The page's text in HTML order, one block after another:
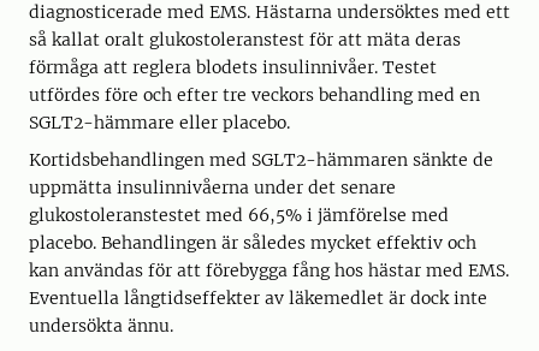
diagnosticerade med EMS. Hästarna undersöktes med ett
så kallat oralt glukostoleranstest för att mäta deras
förmåga att reglera blodets insulinnivåer. Testet
utfördes före och efter tre veckors behandling med en
SGLT2-hämmare eller placebo.
Kortidsbehandlingen med SGLT2-hämmaren sänkte de
uppmätta insulinnivåerna under det senare
glukostoleranstestet med 66,5% i jämförelse med
placebo. Behandlingen är således mycket effektiv och
kan användas för att förebygga fång hos hästar med EMS.
Eventuella långtidseffekter av läkemedlet är dock inte
undersökta ännu.